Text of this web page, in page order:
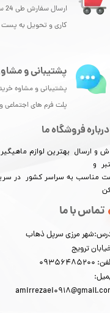
کاری و تحویل به پست
درباره فروشگاه ما
و ارسال بهترین لوازم
و
مناسب به سراسر کشور در
تماس با ما
مرزی سرپل ذهاب
ترویج
پشتیبانی و
پشتیبانی و مشاوه
پلت فرم های